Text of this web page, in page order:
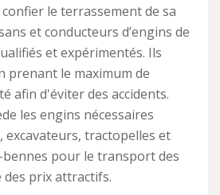
le terrassement de sa
et conducteurs d’engins de
et expérimentés. Ils
prenant le maximum de
afin d'éviter des accidents.
les engins nécessaires
excavateurs, tractopelles et
bennes pour le transport des
prix attractifs.